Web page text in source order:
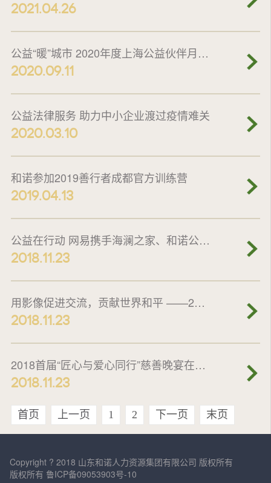
2021.04.26
公益“暖”城市 2020年度上海公益伙伴月开幕
2020.09.11
公益法律服务 助力中小企业渡过疫情难关
2020.03.10
和诺参加2019善行者成都官方训练营
2019.04.13
公益在行动 网易携手海澜之家、和诺公益基金会走进大凉山
2018.11.23
用影像促进交流，贡献世界和平 ——2018年佳能影像之桥 中日小学生影像交流展
2018.11.23
2018首届“匠心与爱心同行”慈善晚宴在雁栖湖举行
2018.11.23
首页 上一页 1 2 下一页 末页
Copyright ? 2018 山东和诺人力资源集团有限公司 版权所有
版权所有 鲁ICP备09053903号-10